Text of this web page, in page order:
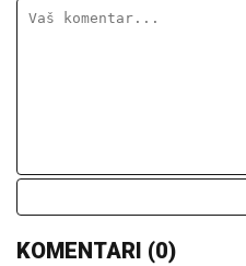
KOMENTARI (0)